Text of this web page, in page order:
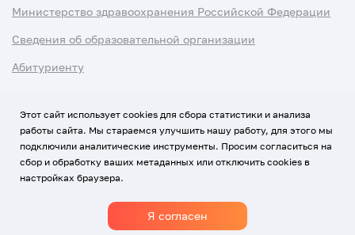
Министерство здравоохранения Российской Федерации
Сведения об образовательной организации
Абитуриенту
Использование Cookies
Политика обработки персональных данных
© Все права защищены
Этот сайт использует cookies для сбора статистики и анализа
работы сайта. Мы стараемся улучшить нашу работу, для этого мы
подключили аналитические инструменты. Просим согласиться на
сбор и обработку ваших метаданных или отключить cookies в
настройках браузера.
Я согласен